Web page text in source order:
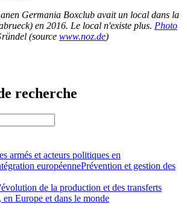
Germania Boxclub avait un local dans la
en 2016. Le local n'existe plus. Photo
(source www.noz.de)
recherche
armés et acteurs politiques en
européennePrévention et gestion des
de la production et des transferts
Europe et dans le monde